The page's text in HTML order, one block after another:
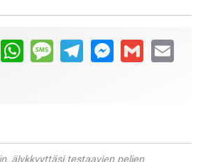
PinterestWhatsAppMessageTelegramMessenger
Gmail Email